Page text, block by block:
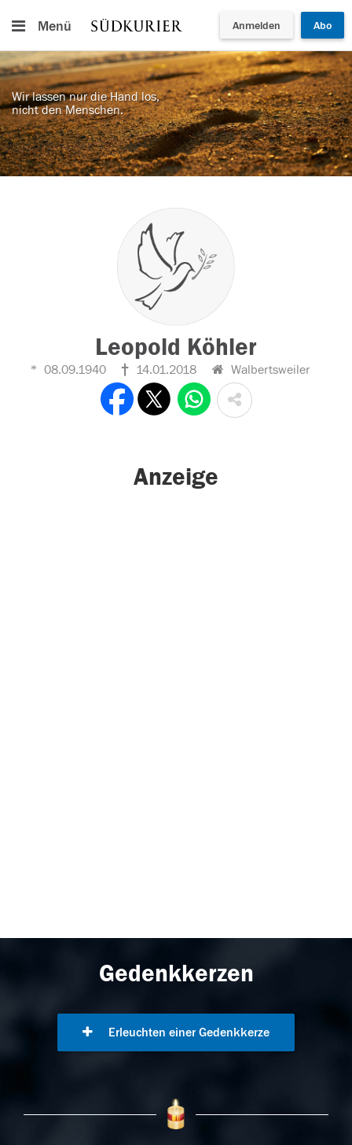
Menü Anmelden Abo
Wir lassen nur die Hand los,
nicht den Menschen.
Leopold Köhler
08.09.1940 14.01.2018 Walbertsweiler
Anzeige
Gedenkkerzen
Erleuchten einer Gedenkkerze